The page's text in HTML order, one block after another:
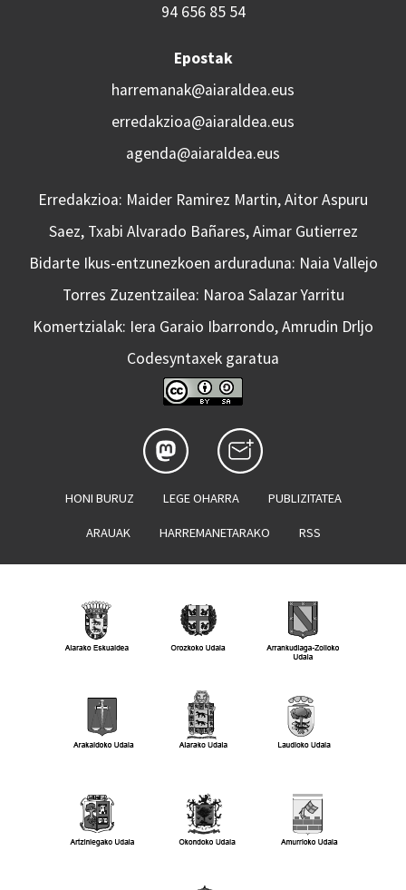
94 656 85 54
Epostak
harremanak@aiaraldea.eus
erredakzioa@aiaraldea.eus
agenda@aiaraldea.eus
Erredakzioa: Maider Ramirez Martin, Aitor Aspuru
Saez, Txabi Alvarado Bañares, Aimar Gutierrez
Bidarte Ikus-entzunezkoen arduraduna: Naia Vallejo
Torres Zuzentzailea: Naroa Salazar Yarritu
Komertzialak: Iera Garaio Ibarrondo, Amrudin Drljo
Codesyntaxek garatua
HONI BURUZ LEGE OHARRA PUBLIZITATEA
ARAUAK HARREMANETARAKO RSS